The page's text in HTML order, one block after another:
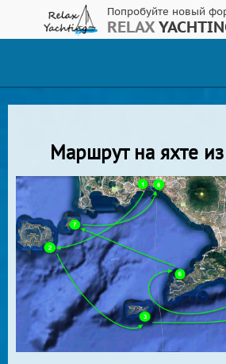
Попробуйте новый
RELAX
Маршрут на яхте